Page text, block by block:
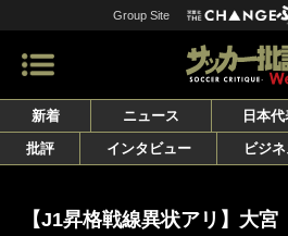
Group Site
新着 ニュース 日本
批評
インタビュー ビジ
【J1昇格戦線異状アリ】大